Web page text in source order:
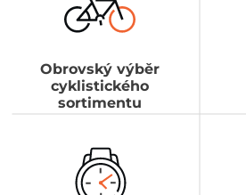
Obrovský výběr
cyklistického
sortimentu